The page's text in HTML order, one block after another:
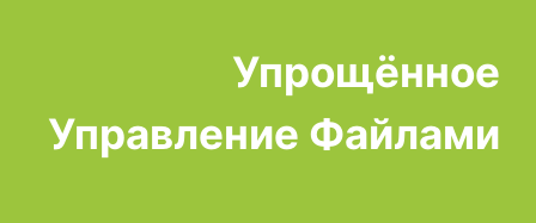
Упрощённое
Управление Файлами